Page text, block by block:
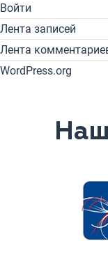
Войти
Лента записей
Лента
WordPress.org